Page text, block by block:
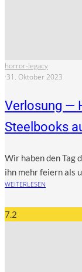
horror-legacy
·31. Oktober 2023
Verlosung —
Steelbooks
Wir haben den Tag
ihn mehr fei­ern als
WEITERLESEN
7.2